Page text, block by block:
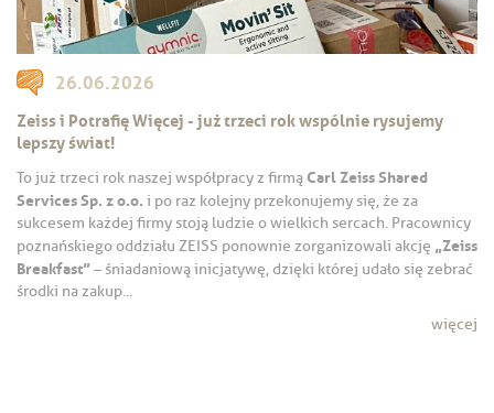
26.06.2026
Zeiss i Potrafię Więcej - już trzeci rok wspólnie rysujemy
lepszy świat!
To już trzeci rok naszej współpracy z firmąCarl Zeiss Shared
Services Sp. z o.o. i po raz kolejny przekonujemy się, że za
sukcesem każdej firmy stoją ludzie o wielkich sercach. Pracownicy
poznańskiego oddziału ZEISS ponownie zorganizowali akcję „Zeiss
Breakfast”– śniadaniową inicjatywę, dzięki której udało się zebrać
środki na zakup...
więcej